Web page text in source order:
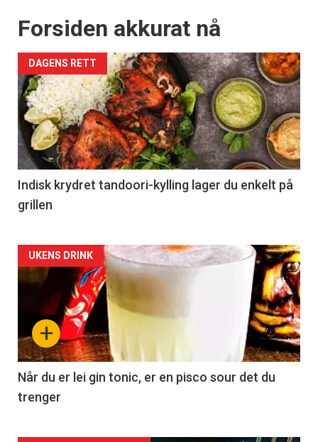
Forsiden akkurat nå
DAGENS RETT
Indisk krydret tandoori-kylling lager du enkelt på
grillen
Forsiden
akkurat
nå
-
2
+
UKENS DRINK
Når du er lei gin tonic, er en pisco sour det du
trenger